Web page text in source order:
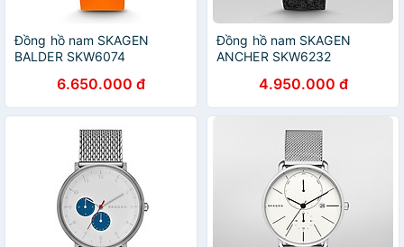
Đồng hồ nam SKAGEN
BALDER SKW6074
6.650.000 đ
Đồng hồ nam SKAGEN
ANCHER SKW6232
4.950.000 đ